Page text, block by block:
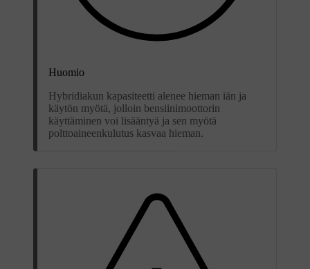
Huomio
Hybridiakun kapasiteetti alenee hieman iän ja
käytön myötä, jolloin bensiinimoottorin
käyttäminen voi lisääntyä ja sen myötä
polttoaineenkulutus kasvaa hieman.